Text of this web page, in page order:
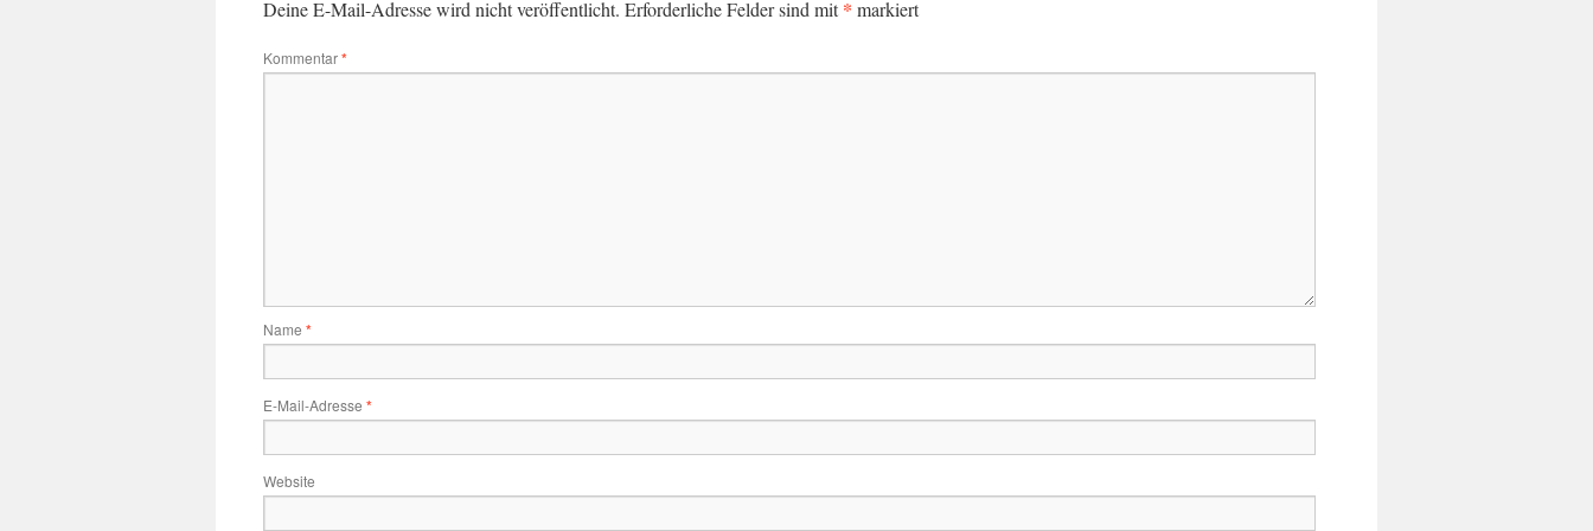
Deine E-Mail-Adresse wird nicht veröffentlicht. Erforderliche Felder sind mit* markiert
Kommentar*
Name *
E-Mail-Adresse *
Website